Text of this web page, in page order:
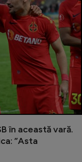
în această vară.
”Asta